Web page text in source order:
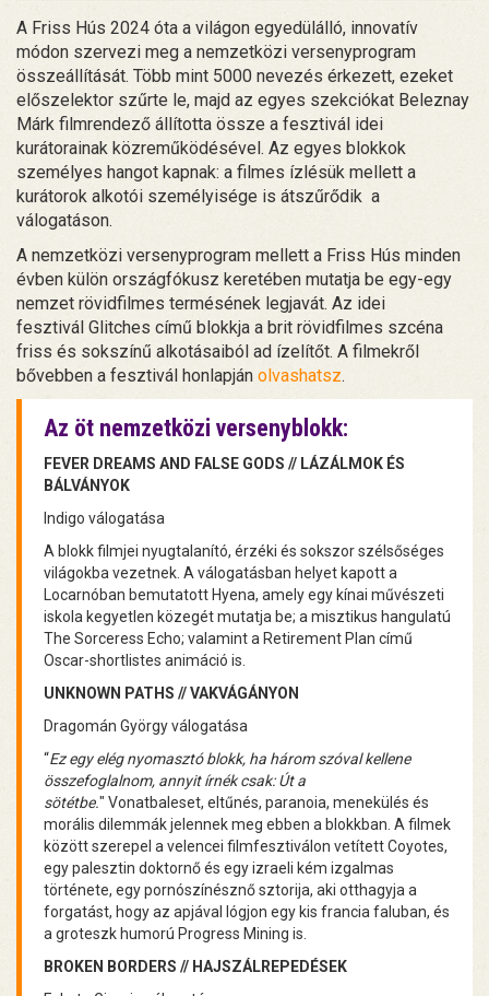
A Friss Hús 2024 óta a világon egyedülálló, innovatív
módon szervezi meg a nemzetközi versenyprogram
összeállítását. Több mint 5000 nevezés érkezett, ezeket
előszelektor szűrte le, majd az egyes szekciókat Beleznay
Márk filmrendező állította össze a fesztivál idei
kurátorainak közreműködésével. Az egyes blokkok
személyes hangot kapnak: a filmes ízlésük mellett a
kurátorok alkotói személyisége is átszűrődik a
válogatáson.
A nemzetközi versenyprogram mellett a Friss Hús minden
évben külön országfókusz keretében mutatja be egy-egy
nemzet rövidfilmes termésének legjavát. Az idei
fesztivál Glitches című blokkja a brit rövidfilmes szcéna
friss és sokszínű alkotásaiból ad ízelítőt. A filmekről
bővebben a fesztivál honlapján olvashatsz.
Az öt nemzetközi versenyblokk:
FEVER DREAMS AND FALSE GODS // LÁZÁLMOK ÉS
BÁLVÁNYOK
Indigo válogatása
A blokk filmjei nyugtalanító, érzéki és sokszor szélsőséges
világokba vezetnek. A válogatásban helyet kapott a
Locarnóban bemutatott Hyena, amely egy kínai művészeti
iskola kegyetlen közegét mutatja be; a misztikus hangulatú
The Sorceress Echo; valamint a Retirement Plan című
Oscar-shortlistes animáció is.
UNKNOWN PATHS // VAKVÁGÁNYON
Dragomán György válogatása
“Ez egy elég nyomasztó blokk, ha három szóval kellene
összefoglalnom, annyit írnék csak: Út a
sötétbe." Vonatbaleset, eltűnés, paranoia, menekülés és
morális dilemmák jelennek meg ebben a blokkban. A filmek
között szerepel a velencei filmfesztiválon vetített Coyotes,
egy palesztin doktornő és egy izraeli kém izgalmas
története, egy pornószínésznő sztorija, aki otthagyja a
forgatást, hogy az apjával lógjon egy kis francia faluban, és
a groteszk humorú Progress Mining is.
BROKEN BORDERS // HAJSZÁLREPEDÉSEK